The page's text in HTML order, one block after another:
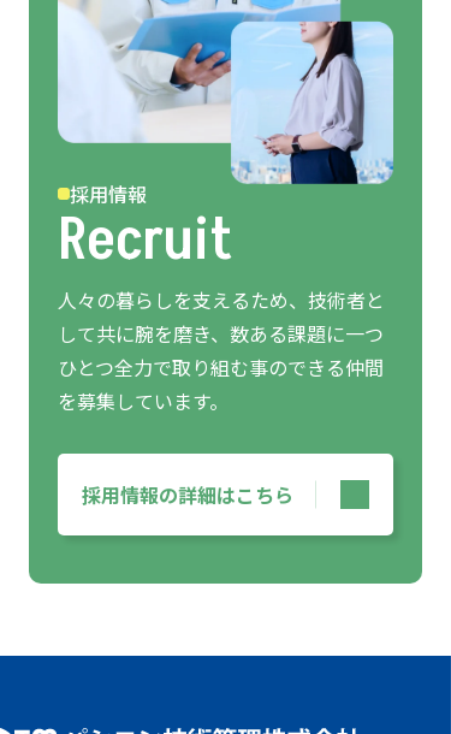
採用情報
Recruit
人々の暮らしを支えるため、技術者と
して共に腕を磨き、数ある課題に一つ
ひとつ全力で取り組む事のできる仲間
を募集しています。
採用情報の詳細はこちら